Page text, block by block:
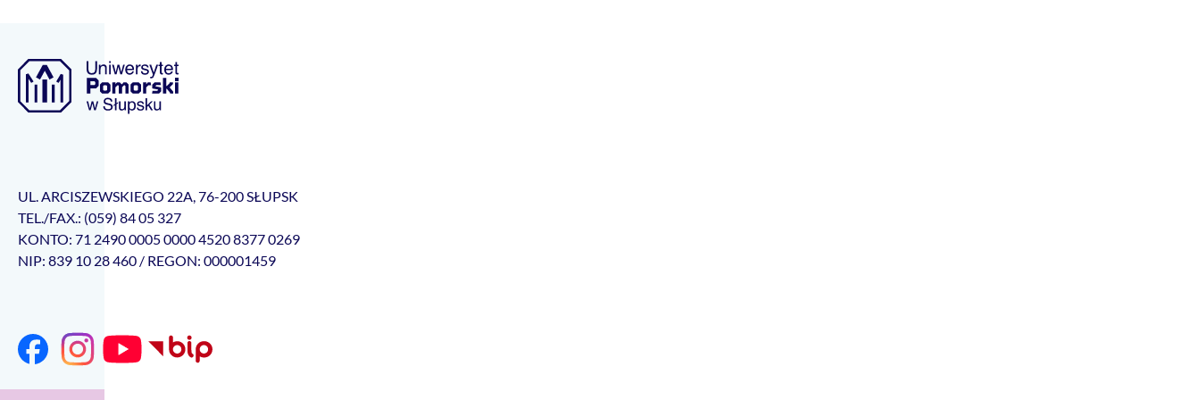
UL. ARCISZEWSKIEGO 22A, 76-200 SŁUPSK
TEL./FAX.: (059) 84 05 327
KONTO: 71 2490 0005 0000 4520 8377 0269
NIP: 839 10 28 460 / REGON: 000001459